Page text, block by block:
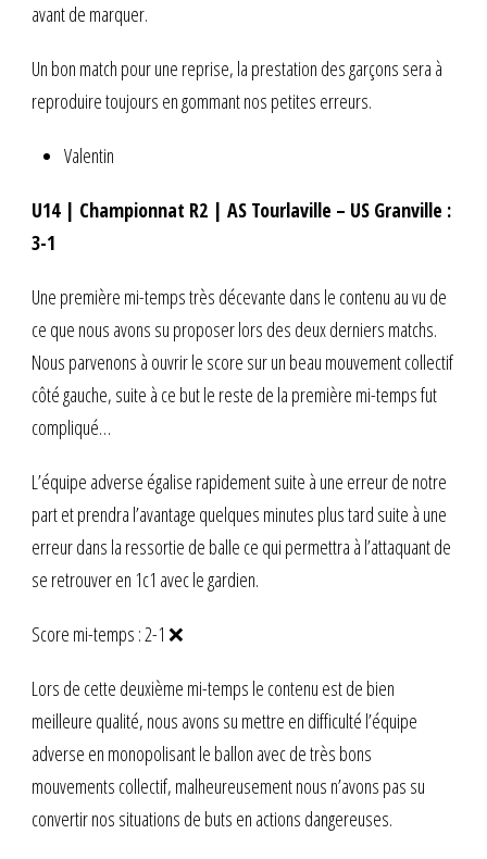
avant de marquer.
Un bon match pour une reprise, la prestation des garçons sera à
reproduire toujours en gommant nos petites erreurs.
Valentin
U14 | Championnat R2 | AS Tourlaville – US Granville :
3-1
Une première mi-temps très décevante dans le contenu au vu de
ce que nous avons su proposer lors des deux derniers matchs.
Nous parvenons à ouvrir le score sur un beau mouvement collectif
côté gauche, suite à ce but le reste de la première mi-temps fut
compliqué…
L’équipe adverse égalise rapidement suite à une erreur de notre
part et prendra l’avantage quelques minutes plus tard suite à une
erreur dans la ressortie de balle ce qui permettra à l’attaquant de
se retrouver en 1c1 avec le gardien.
Score mi-temps : 2-1 ❌
Lors de cette deuxième mi-temps le contenu est de bien
meilleure qualité, nous avons su mettre en difficulté l’équipe
adverse en monopolisant le ballon avec de très bons
mouvements collectif, malheureusement nous n’avons pas su
convertir nos situations de buts en actions dangereuses.